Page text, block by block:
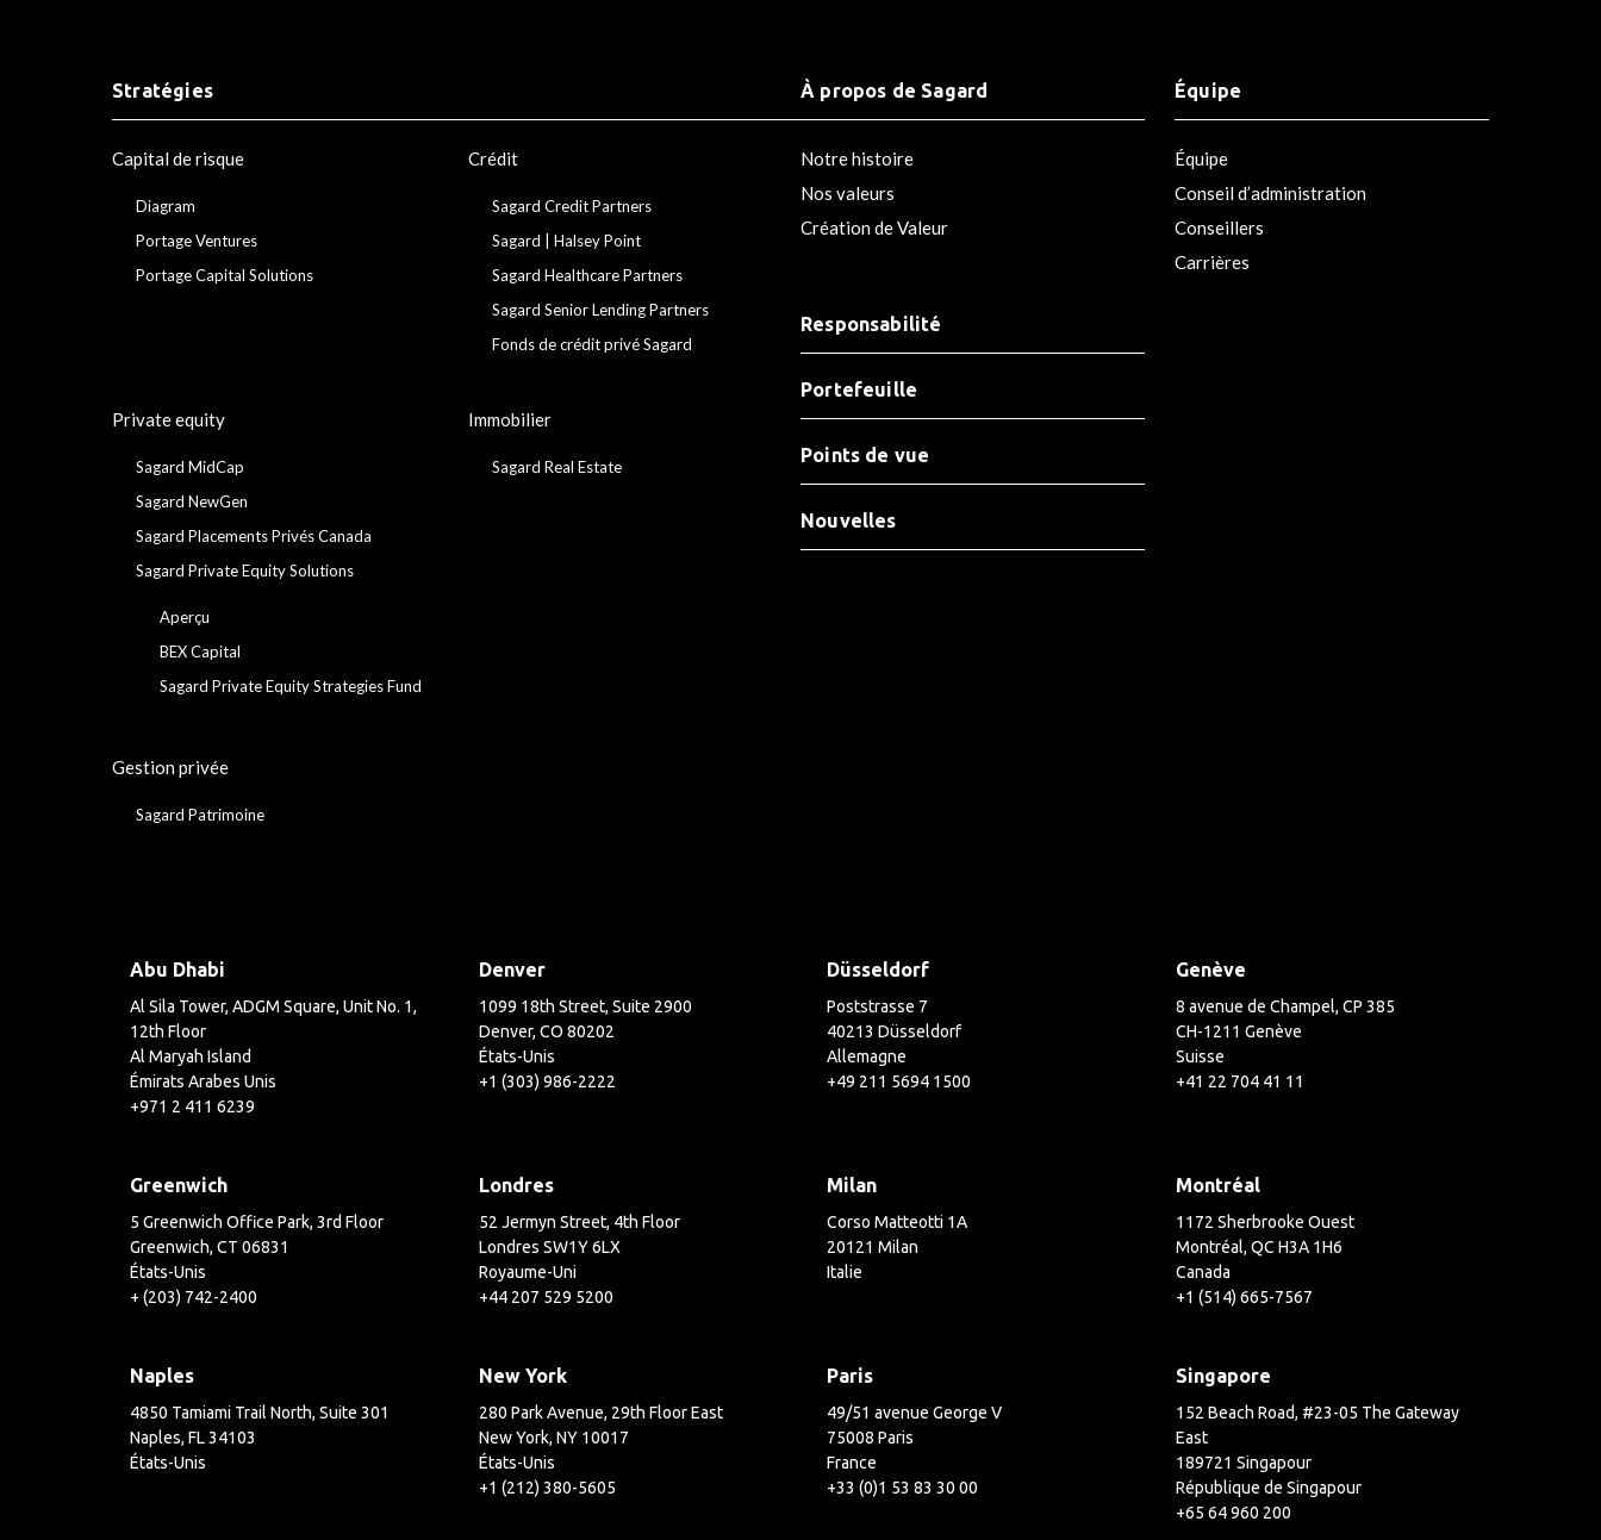
Stratégies
Capital de risque
Diagram
Portage Ventures
Portage Capital Solutions
Crédit
Sagard Credit Partners
Sagard | Halsey Point
Sagard Healthcare Partners
Sagard Senior Lending Partners
Fonds de crédit privé Sagard
Private equity
Sagard MidCap
Sagard NewGen
Sagard Placements Privés Canada
Sagard Private Equity Solutions
Aperçu
BEX Capital
Sagard Private Equity Strategies Fund
Immobilier
Sagard Real Estate
Gestion privée
Sagard Patrimoine
À propos de Sagard
Notre histoire
Nos valeurs
Création de Valeur
Équipe
Équipe
Conseil d’administration
Conseillers
Carrières
Responsabilité
Portefeuille
Points de vue
Nouvelles
Abu Dhabi
Al Sila Tower, ADGM Square, Unit No. 1,
12th Floor
Al Maryah Island
Émirats Arabes Unis
+971 2 411 6239
Denver
1099 18th Street, Suite 2900
Denver, CO 80202
États-Unis
+1 (303) 986-2222
Düsseldorf
Poststrasse 7
40213 Düsseldorf
Allemagne
+49 211 5694 1500
Genève
8 avenue de Champel, CP 385
CH-1211 Genève
Suisse
+41 22 704 41 11
Greenwich
5 Greenwich Office Park, 3rd Floor
Greenwich, CT 06831
États-Unis
+ (203) 742-2400
Londres
52 Jermyn Street, 4th Floor
Londres SW1Y 6LX
Royaume-Uni
+44 207 529 5200
Milan
Corso Matteotti 1A
20121 Milan
Italie
Montréal
1172 Sherbrooke Ouest
Montréal, QC H3A 1H6
Canada
+1 (514) 665-7567
Naples
4850 Tamiami Trail North, Suite 301
Naples, FL 34103
États-Unis
New York
280 Park Avenue, 29th Floor East
New York, NY 10017
États-Unis
+1 (212) 380-5605
Paris
49/51 avenue George V
75008 Paris
France
+33 (0)1 53 83 30 00
Singapore
152 Beach Road, #23-05 The Gateway
East
189721 Singapour
République de Singapour
+65 64 960 200